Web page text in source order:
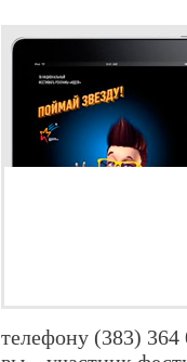
телефону (383)